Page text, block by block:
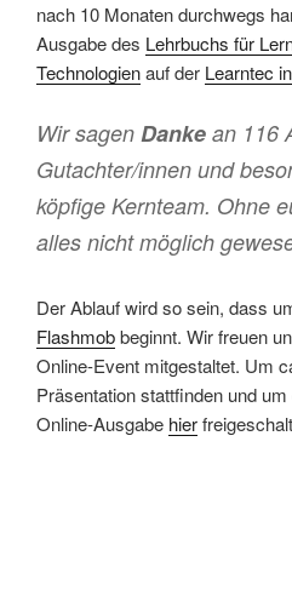
nach 10 Monaten durchwegs
Ausgabe des Lehrbuchs für
Technologienauf der Learntec
Wir sagen Danke an 116
Gutachter/innen und
köpfige Kernteam. Ohne
alles nicht möglich
Der Ablauf wird so sein, dass
Flashmobbeginnt. Wir freuen
Online-Event mitgestaltet. Um
Präsentation stattfinden und
Online-Ausgabe hier